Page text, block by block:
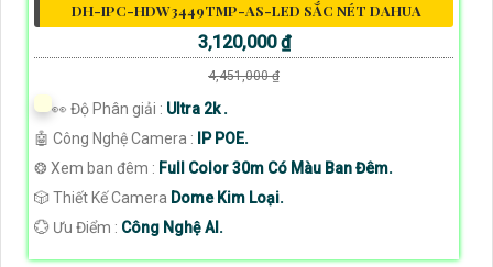
DH-IPC-HDW3449TMP-AS-LED SẮC NÉT DAHUA
3,120,000 ₫
4,451,000 ₫
️👀 Độ Phân giải : Ultra 2k .
🤖️ Công Nghệ Camera :
IP POE.
❂ Xem ban đêm : Full Color 30m Có Màu Ban Đêm.
🎲 Thiết Kế Camera Dome Kim Loại.
️💮 Ưu Điểm : Công Nghệ AI.